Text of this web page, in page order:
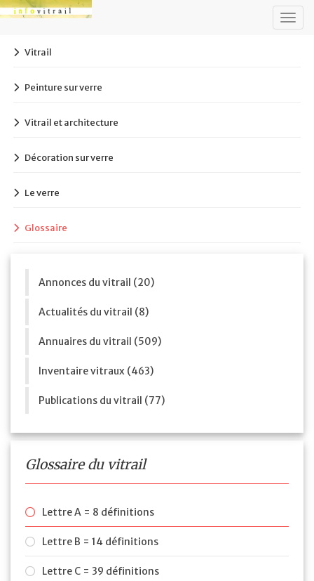
Vitrail
Peinture sur verre
Vitrail et architecture
Décoration sur verre
Le verre
Glossaire
Annonces du vitrail (20)
Actualités du vitrail (8)
Annuaires du vitrail (509)
Inventaire vitraux (463)
Publications du vitrail (77)
Glossaire du vitrail
Lettre A = 8 définitions
Lettre B = 14 définitions
Lettre C = 39 définitions